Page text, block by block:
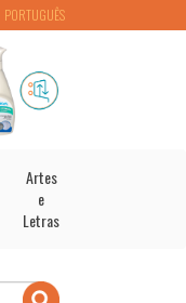
PORTUGUÊS
Artes
e
Letras